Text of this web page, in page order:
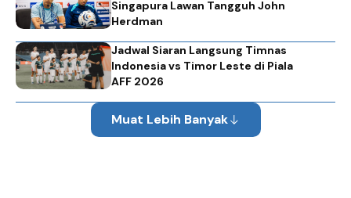
Singapura Lawan Tangguh John
Herdman
Jadwal Siaran Langsung Timnas
Indonesia vs Timor Leste di Piala
AFF 2026
Muat Lebih Banyak